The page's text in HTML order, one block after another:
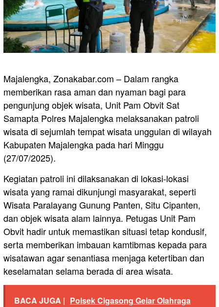
Majalengka, Zonakabar.com – Dalam rangka
memberikan rasa aman dan nyaman bagi para
pengunjung objek wisata, Unit Pam Obvit Sat
Samapta Polres Majalengka melaksanakan patroli
wisata di sejumlah tempat wisata unggulan di wilayah
Kabupaten Majalengka pada hari Minggu
(27/07/2025).
Kegiatan patroli ini dilaksanakan di lokasi-lokasi
wisata yang ramai dikunjungi masyarakat, seperti
Wisata Paralayang Gunung Panten, Situ Cipanten,
dan objek wisata alam lainnya. Petugas Unit Pam
Obvit hadir untuk memastikan situasi tetap kondusif,
serta memberikan imbauan kamtibmas kepada para
wisatawan agar senantiasa menjaga ketertiban dan
keselamatan selama berada di area wisata.
BACA JUGA | Polsek Cigasong Gelar Olahraga